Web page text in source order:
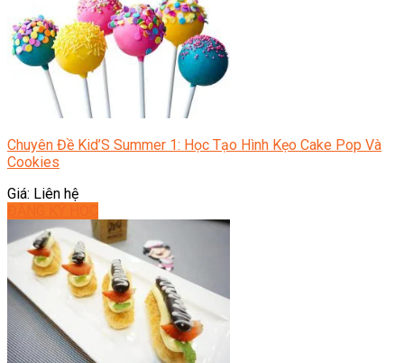
Chuyên Đề Kid’S Summer 1: Học Tạo Hình Kẹo Cake Pop Và
Cookies
Giá: Liên hệ